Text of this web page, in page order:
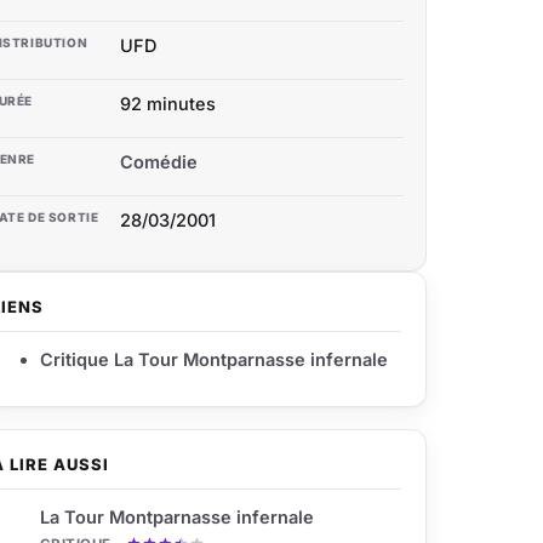
LIRE AUSSI
La Tour Montparnasse infernale
UFD
92 minutes
Comédie
DE SORTIE 28/03/2001
Critique La Tour Montparnasse infernale